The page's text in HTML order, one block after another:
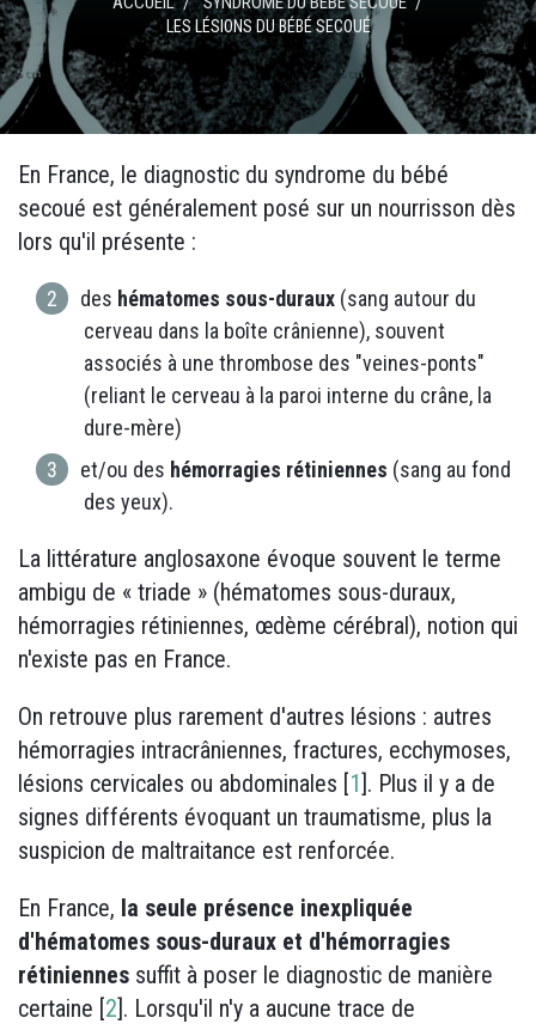
LES LÉSIONS DU BÉBÉ SECOUÉ
En France, le diagnostic du syndrome du bébé
secoué est généralement posé sur un nourrisson dès
lors qu'il présente :
des hématomes sous-duraux (sang autour du
cerveau dans la boîte crânienne), souvent
associés à une thrombose des "veines-ponts"
(reliant le cerveau à la paroi interne du crâne, la
dure-mère)
et/ou des hémorragies rétiniennes (sang au fond
des yeux).
La littérature anglosaxone évoque souvent le terme
ambigu de « triade » (hématomes sous-duraux,
hémorragies rétiniennes, œdème cérébral), notion qui
n'existe pas en France.
On retrouve plus rarement d'autres lésions : autres
hémorragies intracrâniennes, fractures, ecchymoses,
lésions cervicales ou abdominales [1]. Plus il y a de
signes différents évoquant un traumatisme, plus la
suspicion de maltraitance est renforcée.
En France, la seule présence inexpliquée
d'hématomes sous-duraux et d'hémorragies
rétiniennes suffit à poser le diagnostic de manière
certaine [2]. Lorsqu'il n'y a aucune trace de